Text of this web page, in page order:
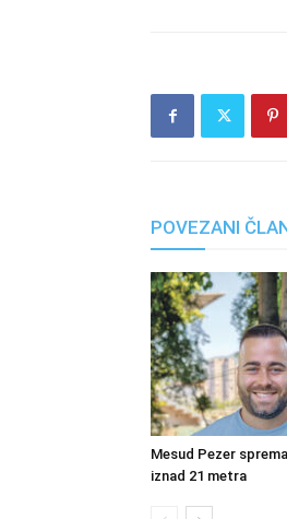
POVEZANI
Mesud Pezer
iznad 21 metra